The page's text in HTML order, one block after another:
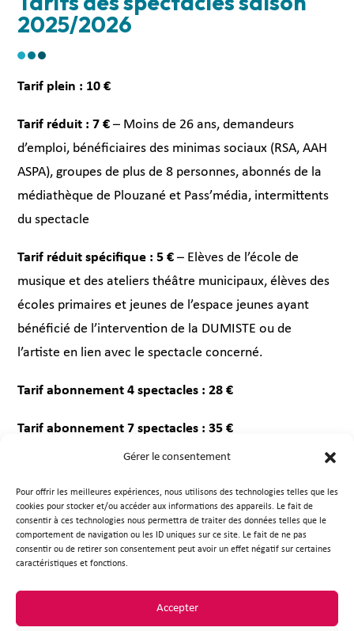
Gérer le consentement
Pour offrir les meilleures expériences, nous utilisons des technologies telles que les
cookies pour stocker et/ou accéder aux informations des appareils. Le fait de
consentir à ces technologies nous permettra de traiter des données telles que le
comportement de navigation ou les ID uniques sur ce site. Le fait de ne pas
consentir ou de retirer son consentement peut avoir un effet négatif sur certaines
caractéristiques et fonctions.
Accepter
2025/2026
Tarif plein : 10 €
Tarif réduit : 7 € – Moins de 26 ans, demandeurs
d’emploi, bénéficiaires des minimas sociaux (RSA, AAH
ASPA), groupes de plus de 8 personnes, abonnés de la
médiathèque de Plouzané et Pass’média, intermittents
du spectacle
Tarif réduit spécifique : 5 € – Elèves de l’école de
musique et des ateliers théâtre municipaux, élèves des
écoles primaires et jeunes de l’espace jeunes ayant
bénéficié de l’intervention de la DUMISTE ou de
l’artiste en lien avec le spectacle concerné.
Tarif abonnement 4 spectacles : 28 €
Tarif abonnement 7 spectacles : 35 €